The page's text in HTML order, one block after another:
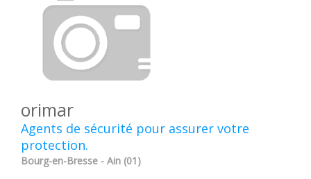
orimar
Agents de sécurité pour assurer votre
protection.
Bourg-en-Bresse - Ain (01)